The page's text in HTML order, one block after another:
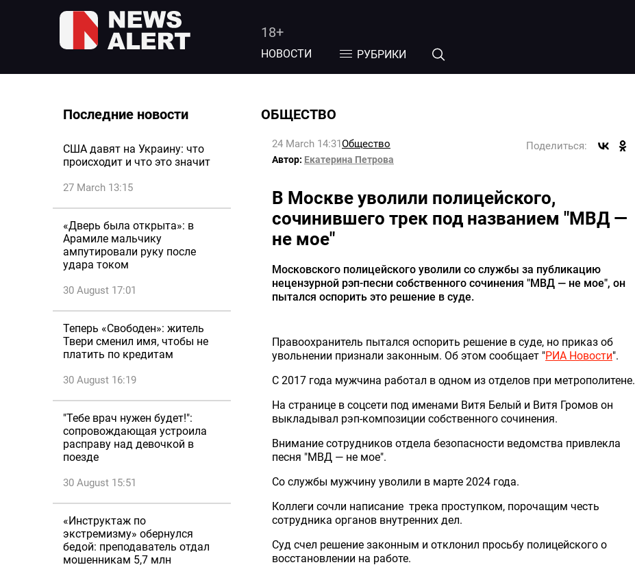
18+
НОВОСТИ РУБРИКИ
Последние новости
США давят на Украину: что
происходит и что это значит
27 March 13:15
«Дверь была открыта»: в
Арамиле мальчику
ампутировали руку после
удара током
30 August 17:01
Теперь «Свободен»: житель
Твери сменил имя, чтобы не
платить по кредитам
30 August 16:19
"Тебе врач нужен будет!":
сопровождающая устроила
расправу над девочкой в
поезде
30 August 15:51
«Инструктаж по
экстремизму» обернулся
бедой: преподаватель отдал
мошенникам 5,7 млн
ОБЩЕСТВО
24 March 14:31Общество Поделиться:
Автор: Екатерина Петрова
В Москве уволили полицейского,
сочинившего трек под названием "МВД —
не мое"
Московского полицейского уволили со службы за публикацию
нецензурной рэп-песни собственного сочинения "МВД — не мое", он
пытался оспорить это решение в суде.
Правоохранитель пытался оспорить решение в суде, но приказ об
увольнении признали законным. Об этом сообщает "РИА Новости".
С 2017 года мужчина работал в одном из отделов при метрополитене.
На странице в соцсети под именами Витя Белый и Витя Громов он
выкладывал рэп-композиции собственного сочинения.
Внимание сотрудников отдела безопасности ведомства привлекла
песня "МВД — не мое".
Со службы мужчину уволили в марте 2024 года.
Коллеги сочли написание трека проступком, порочащим честь
сотрудника органов внутренних дел.
Суд счел решение законным и отклонил просьбу полицейского о
восстановлении на работе.